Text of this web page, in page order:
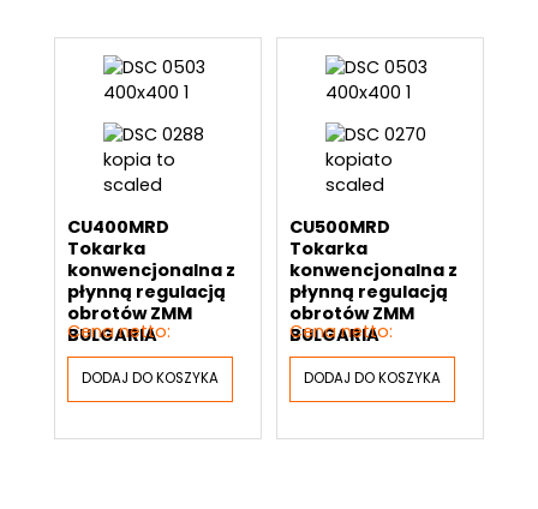
CU400MRD
Tokarka
konwencjonalna z
płynną regulacją
obrotów ZMM
BULGARIA
DODAJ DO KOSZYKA
CU500MRD
Tokarka
konwencjonalna z
płynną regulacją
obrotów ZMM
BULGARIA
DODAJ DO KOSZYKA